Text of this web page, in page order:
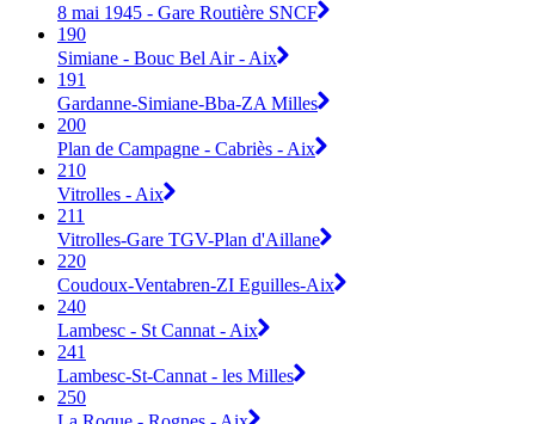
8 mai 1945 - Gare Routière SNCF
190
Simiane - Bouc Bel Air - Aix
191
Gardanne-Simiane-Bba-ZA Milles
200
Plan de Campagne - Cabriès - Aix
210
Vitrolles - Aix
211
Vitrolles-Gare TGV-Plan d'Aillane
220
Coudoux-Ventabren-ZI Eguilles-Aix
240
Lambesc - St Cannat - Aix
241
Lambesc-St-Cannat - les Milles
250